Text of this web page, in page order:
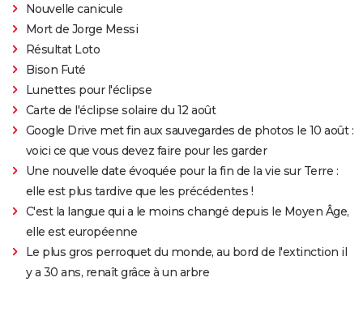
Nouvelle canicule
Mort de Jorge Messi
Résultat Loto
Bison Futé
Lunettes pour l'éclipse
Carte de l'éclipse solaire du 12 août
Google Drive met fin aux sauvegardes de photos le 10 août :
voici ce que vous devez faire pour les garder
Une nouvelle date évoquée pour la fin de la vie sur Terre :
elle est plus tardive que les précédentes !
C'est la langue qui a le moins changé depuis le Moyen Âge,
elle est européenne
Le plus gros perroquet du monde, au bord de l'extinction il
y a 30 ans, renaît grâce à un arbre